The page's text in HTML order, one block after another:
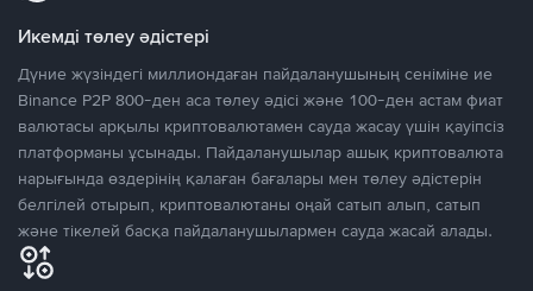
Икемді төлеу әдістері
Дүние жүзіндегі миллиондаған пайдаланушының сеніміне ие
Binance P2P 800-ден аса төлеу әдісі және 100-ден астам фиат
валютасы арқылы криптовалютамен сауда жасау үшін қауіпсіз
платформаны ұсынады. Пайдаланушылар ашық криптовалюта
нарығында өздерінің қалаған бағалары мен төлеу әдістерін
белгілей отырып, криптовалютаны оңай сатып алып, сатып
және тікелей басқа пайдаланушылармен сауда жасай алады.